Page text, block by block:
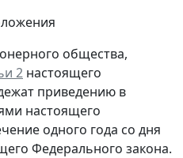
общества,
2 настоящего
приведению в
настоящего
одного года со дня
Федерального закона.